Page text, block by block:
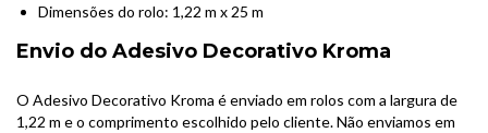
Dimensões do rolo: 1,22 m x 25 m
Envio do Adesivo Decorativo Kroma
O Adesivo Decorativo Kroma é enviado em rolos com a largura de
1,22 m e o comprimento escolhido pelo cliente. Não enviamos em